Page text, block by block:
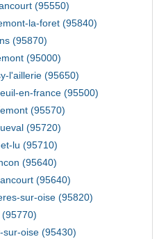
(95550)
la-foret (95840)
(95870)
(95000)
l'aillerie (95650)
en-france (95500)
(95570)
(95720)
lu (95710)
(95640)
(95640)
sur-oise (95820)
sur-oise (95430)